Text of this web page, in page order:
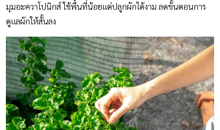
มุมอะควาโปนิกส์ ใช้พื้นที่น้อยแต่ปลูกผักได้งาม ลดขั้นตอนการ
ดูแลผักให้สั้นลง